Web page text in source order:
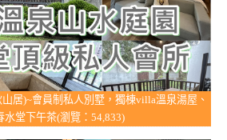
居)~會員制私人別墅，獨棟villa溫泉湯屋、
堂下午茶(瀏覽：54,833)